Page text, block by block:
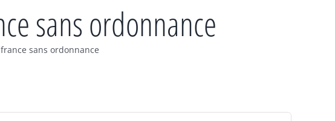
sans ordonnance
sans ordonnance